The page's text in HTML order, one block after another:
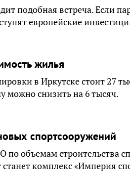
подобная встреча. Если
европейские
жилья
в Иркутске стоит 27
можно снизить на 6 тысяч.
спортсооружений
по объемам строительства
комплекс «Империя